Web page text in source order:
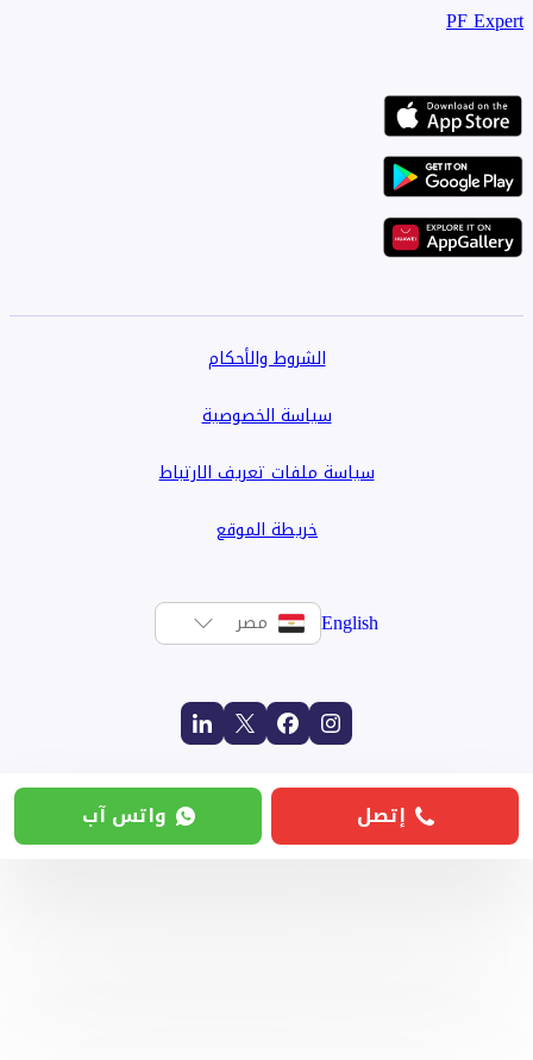
PF Expert
الشروط والأحكام
سياسة الخصوصية
سياسة ملفات تعريف الارتباط
خريطة الموقع
English مصر
إتصل واتس آب